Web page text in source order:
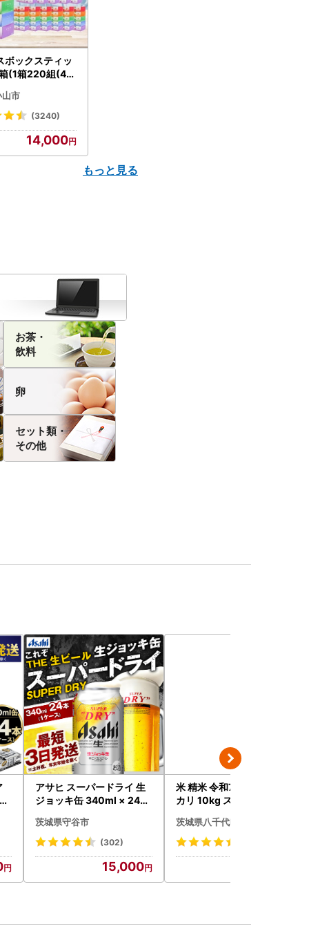
ボックスティッ
(1箱220組(44
不可地域：離島
】【1256759】
山市
(3240)
14,000
もっと見る
お茶・
飲料
卵
セット類・
その他
アサヒ スーパードライ 生
ジョッキ缶 340ml × 24本
ビール お酒 Asahi 守谷市
茨城県守谷市
(302)
15,000
米 精米 令和7年産 コシヒ
カリ 10kg スピード発送
茨城県八千代町